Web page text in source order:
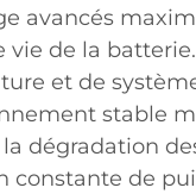
avancés
vie de la
et de
stable
dégradation
constante de